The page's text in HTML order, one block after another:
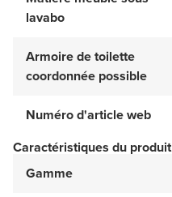
lavabo
Armoire de toilette
coordonnée possible
Numéro d'article web
Caractéristiques du produit
Gamme